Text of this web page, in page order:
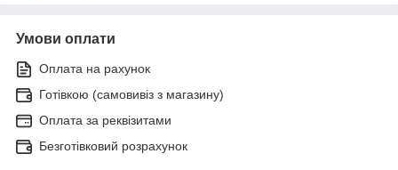
Умови оплати
Оплата на рахунок
Готівкою (самовивіз з магазину)
Оплата за реквізитами
Безготівковий розрахунок